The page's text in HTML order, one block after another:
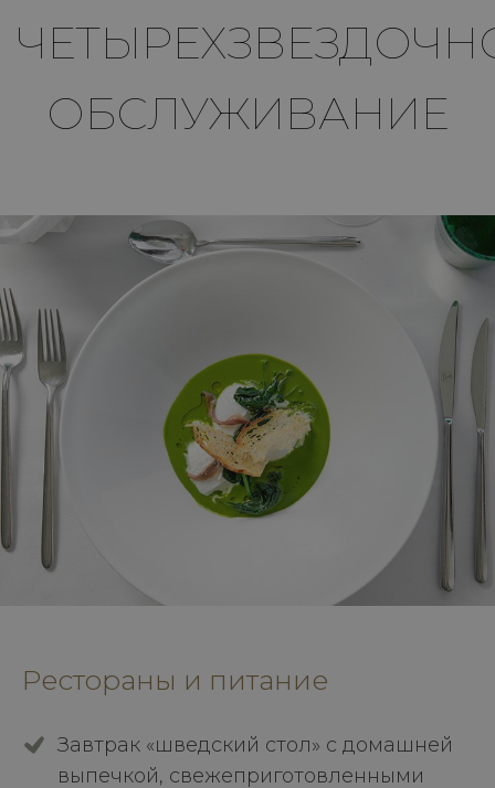
ОБСЛУЖИВАНИЕ
Рестораны и питание
Завтрак «шведский стол» с домашней
выпечкой, свежеприготовленными